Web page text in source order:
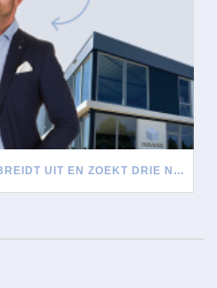
GOED NIEUWS: NOVUSS BREIDT UIT EN ZOEKT DRIE NIEUWE MEDEWERKERS